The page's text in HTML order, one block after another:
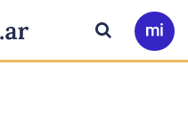
Ir
a
Buscar